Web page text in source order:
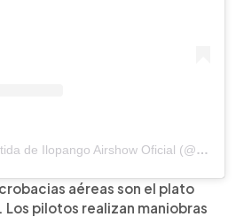
Una publicación compartida de Ilopango Airshow Oficial (@ilopangoairshow)
aéreas son el plato
pilotos realizan maniobras